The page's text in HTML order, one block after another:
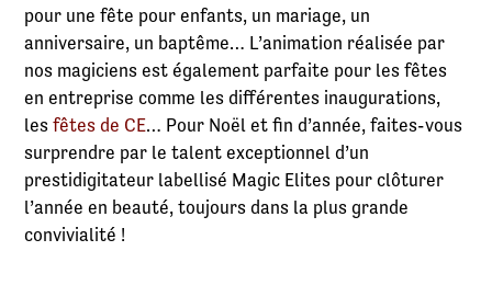
pour une fête pour enfants, un mariage, un
anniversaire, un baptême… L’animation réalisée par
nos magiciens est également parfaite pour les fêtes
en entreprise comme les différentes inaugurations,
lesfêtes de CE… Pour Noël et fin d’année, faites-vous
surprendre par le talent exceptionnel d’un
prestidigitateur labellisé Magic Elites pour clôturer
l’année en beauté, toujours dans la plus grande
convivialité !